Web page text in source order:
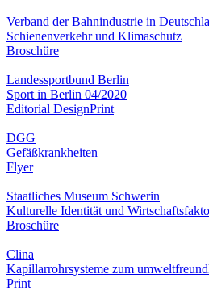
Verband der Bahnindustrie in
Schienenverkehr und Klimaschutz
Broschüre
Landessportbund Berlin
Sport in Berlin 04/2020
Editorial DesignPrint
DGG
Gefäßkrankheiten
Flyer
Staatliches Museum Schwerin
Kulturelle Identität und
Broschüre
Clina
Kapillarrohrsysteme zum
Print